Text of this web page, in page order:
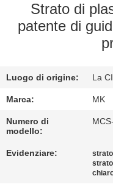
VISITA
CONTROLLO
DELLA
CONTATTACI
Strato di
patente di
Luogo di origine: La
Marca: MK
Numero di
modello:
Evidenziare: